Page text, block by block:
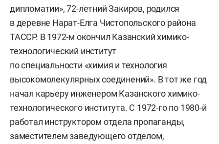
дипломатии», 72-летний Закиров, родился
в деревне Нарат-Елга Чистопольского района
ТАССР. В 1972-м окончил Казанский химико-
технологический институт
по специальности «химия и технология
высокомолекулярных соединений». В тот же год
начал карьеру инженером Казанского химико-
технологического института. С 1972-го по 1980-й
работал инструктором отдела пропаганды,
заместителем заведующего отделом,